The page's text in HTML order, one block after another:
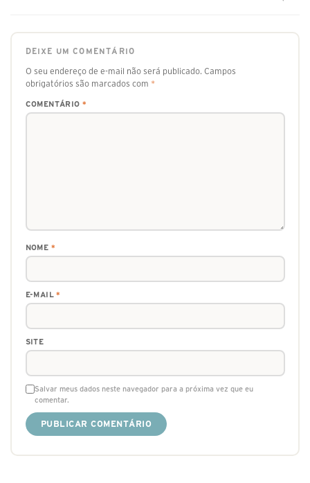
DEIXE UM COMENTÁRIO
O seu endereço de e-mail não será publicado. Campos
obrigatórios são marcados com *
COMENTÁRIO *
NOME *
E-MAIL*
SITE
Salvar meus dados neste navegador para a próxima vez que eu
comentar.